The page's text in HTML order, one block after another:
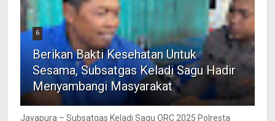
6
Berikan Bakti Kesehatan Untuk
Sesama, Subsatgas Keladi Sagu Hadir
Menyambangi Masyarakat
Jayapura – Subsatgas Keladi Sagu ORC 2025 Polresta